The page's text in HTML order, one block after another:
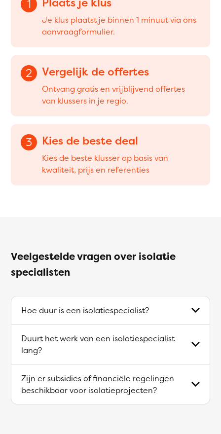
1
Je klus plaatst je binnen 1 minuut via ons
aanvraagformulier.
2 Vergelijk de offertes
Ontvang gratis en vrijblijvend offertes
van klussers in je regio.
3 Kies de beste deal
Kies de beste klusser op basis van
kwaliteit, prijs en referenties
Veelgestelde vragen over isolatie
specialisten
Hoe duur is een isolatiespecialist?
Duurt het werk van een isolatiespecialist
lang?
Zijn er subsidies of financiële regelingen
beschikbaar voor isolatieprojecten?